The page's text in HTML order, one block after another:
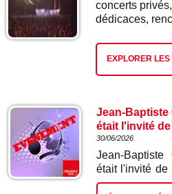
concerts
dédicaces,
EXPLORER
Jean-Baptiste
était l'invité
30/06/2026
Jean-
était l'invité de
juin à 9h20